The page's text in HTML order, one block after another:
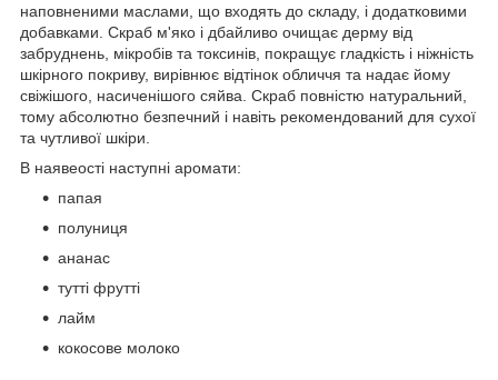
наповненими маслами, що входять до складу, і додатковими
добавками. Скраб м'яко і дбайливо очищає дерму від
забруднень, мікробів та токсинів, покращує гладкість і ніжність
шкірного покриву, вирівнює відтінок обличчя та надає йому
свіжішого, насиченішого сяйва. Скраб повністю натуральний,
тому абсолютно безпечний і навіть рекомендований для сухої
та чутливої ​​шкіри.
В наявеості наступні аромати:
папая
полуниця
ананас
тутті фрутті
лайм
кокосове молоко